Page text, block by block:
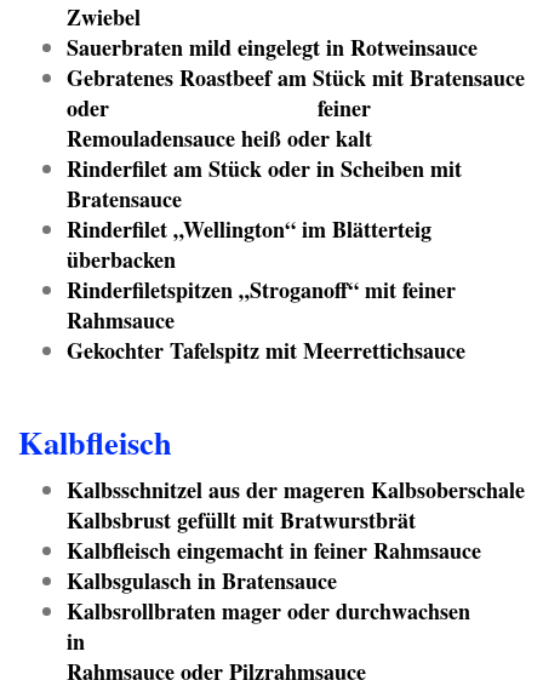
Zwiebel
Sauerbraten mild eingelegt in Rotweinsauce
Gebratenes Roastbeef am Stück mit Bratensauce
oder feiner
Remouladensauce heiß oder kalt
Rinderfilet am Stück oder in Scheiben mit
Bratensauce
Rinderfilet „Wellington“ im Blätterteig
überbacken
Rinderfiletspitzen „Stroganoff“ mit feiner
Rahmsauce
Gekochter Tafelspitz mit Meerrettichsauce
Kalbfleisch
Kalbsschnitzel aus der mageren Kalbsoberschale
Kalbsbrust gefüllt mit Bratwurstbrät
Kalbfleisch eingemacht in feiner Rahmsauce
Kalbsgulasch in Bratensauce
Kalbsrollbraten mager oder durchwachsen
in
Rahmsauce oder Pilzrahmsauce